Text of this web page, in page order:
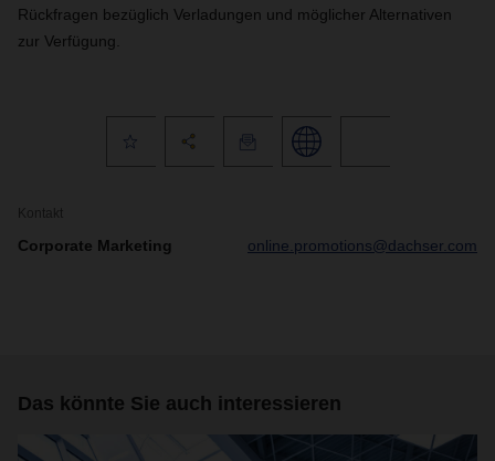
Rückfragen bezüglich Verladungen und möglicher Alternativen
zur Verfügung.
Kontakt
Corporate Marketing online.promotions@dachser.com
Das könnte Sie auch interessieren